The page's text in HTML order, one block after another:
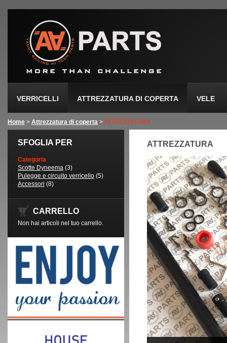
VERRICELLI ATTREZZATURA DI COPERTA VELE
Home > Attrezzatura di coperta >ATTREZZATURA
ATTREZZATURA
SFOGLIA PER
Categoria
Scotte Dyneema (3)
Pulegge e circuito verricello (5)
Accessori (8)
CARRELLO
Non hai articoli nel tuo carrello.